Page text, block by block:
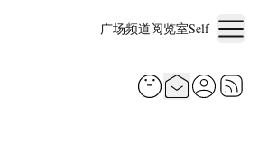
广场频道阅览室Self